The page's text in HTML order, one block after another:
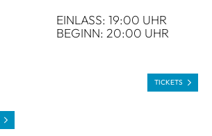
EIN­LASS: 19:00 UHR
BEGINN: 20:00 UHR
TICKETS